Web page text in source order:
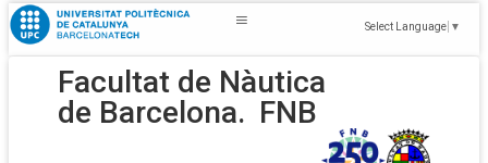
Select Language ▼
Facultat de Nàutica
de Barcelona. FNB